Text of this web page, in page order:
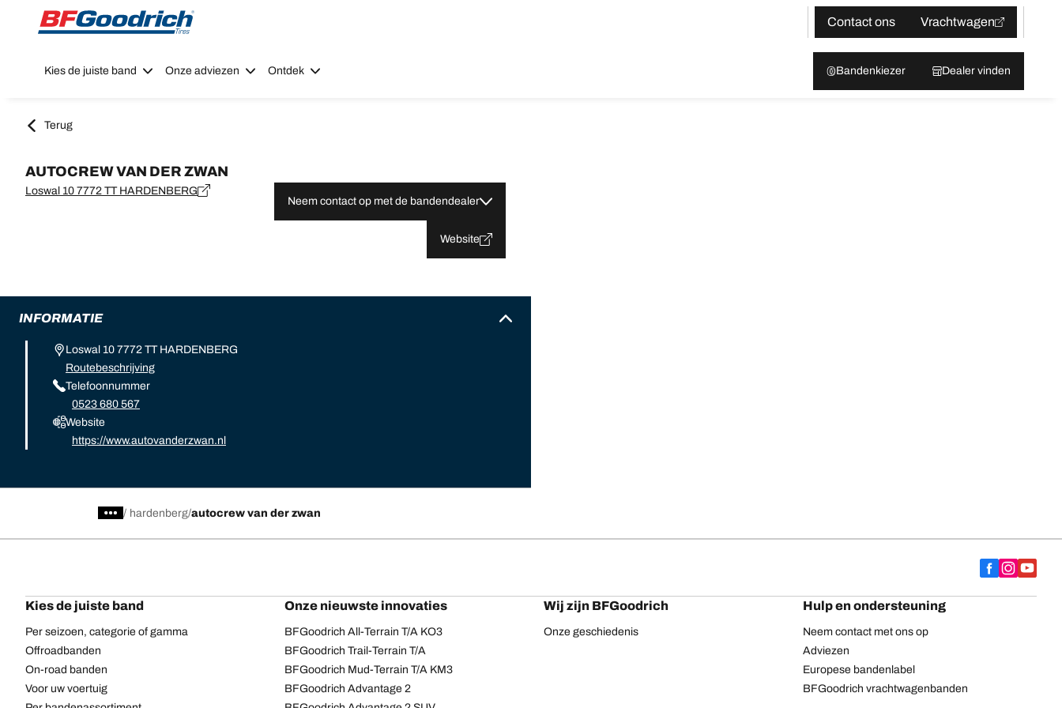
Go to page content
Go to page navigation
Contact ons
Vrachtwagen
Kies de juiste band Onze adviezen Ontdek Bandenkiezer Dealer vinden
Terug
AUTOCREW VAN DER ZWAN
Loswal 10 7772 TT HARDENBERG
Neem contact op met de bandendealer
Website
INFORMATIE
Loswal 10 7772 TT HARDENBERG
Routebeschrijving
Telefoonnummer
0523 680 567
Website
https://www.autovanderzwan.nl
/ hardenberg autocrew van der zwan
Kies de juiste band
Per seizoen, categorie of gamma
Offroadbanden
On-road banden
Voor uw voertuig
Onze nieuwste innovaties
BFGoodrich All-Terrain T/A KO3
BFGoodrich Trail-Terrain T/A
BFGoodrich Mud-Terrain T/A KM3
BFGoodrich Advantage 2
Wij zijn BFGoodrich
Onze geschiedenis
Hulp en ondersteuning
Neem contact met ons op
Adviezen
Europese bandenlabel
BFGoodrich vrachtwagenbanden